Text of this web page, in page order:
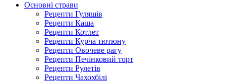
Основні страви
Рецепти Гуляшів
Рецепти Каша
Рецепти Котлет
Рецепти Курча тютюну
Рецепти Овочеве рагу
Рецепти Печінковий торт
Рецепти Рулетів
Рецепти Чахохбілі